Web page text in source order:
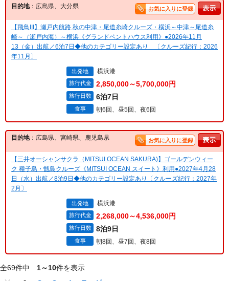
目的地：広島県、大分県 お気に入りに登録
【飛鳥III】瀬戸内航路 秋の中津・尾道糸崎クルーズ・横浜～中津～尾道糸
崎～（瀬戸内海）～横浜《グランドペントハウス利用》●2026年11月
13（金）出航／6泊7日◆他のカテゴリー設定あり 〔クルーズ紀行：2026
年11月〕
出発地 横浜港
旅行代金 2,850,000～5,700,000円
旅行日数 6泊7日
食事 朝6回、昼5回、夜6回
目的地：広島県、宮崎県、鹿児島県 お気に入りに登録
【三井オーシャンサクラ（MITSUI OCEAN SAKURA)】ゴールデンウィー
ク 種子島・甑島クルーズ《MITSUI OCEAN スイート》利用●2027年4月28
日（水）出航／8泊9日◆他のカテゴリー設定あり〔クルーズ紀行：2027年
2月〕
出発地 横浜港
旅行代金 2,268,000～4,536,000円
旅行日数 8泊9日
食事 朝8回、昼7回、夜8回
全69件中 1～10件を表示